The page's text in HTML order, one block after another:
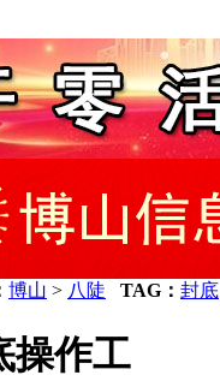
博山 > 八陡 TAG： 封底
操作工